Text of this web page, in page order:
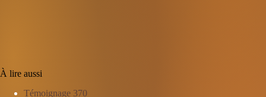
À lire aussi
Témoignage 370